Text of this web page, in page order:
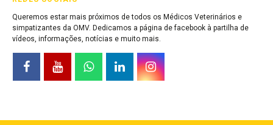
Queremos estar mais próximos de todos os Médicos Veterinários e
simpatizantes da OMV. Dedicamos a página de facebook à partilha de
vídeos, informações, notícias e muito mais.